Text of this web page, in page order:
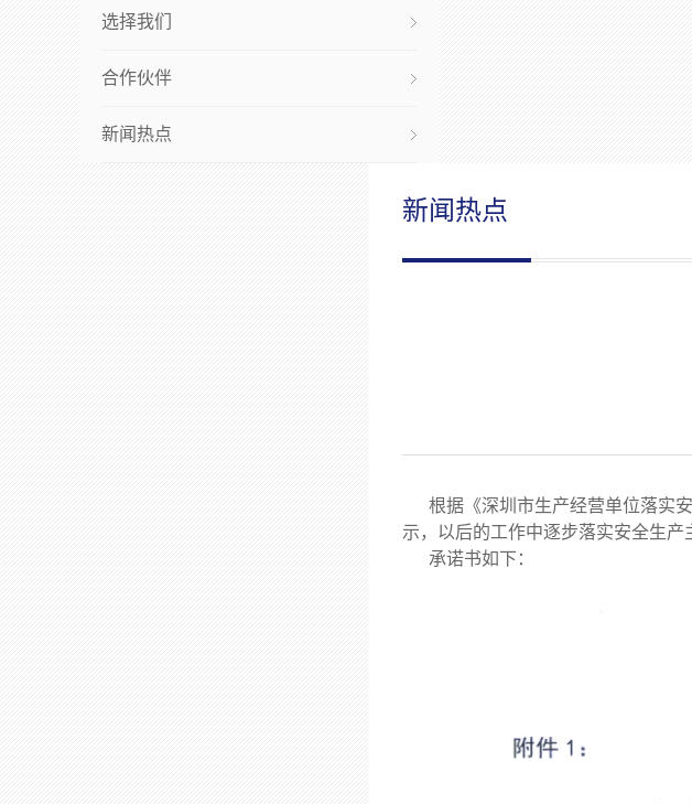
选择我们
合作伙伴
新闻热点
新闻热点
根据《深圳市生产经营单位落实安
示，以后的工作中逐步落实安全生产
承诺书如下：